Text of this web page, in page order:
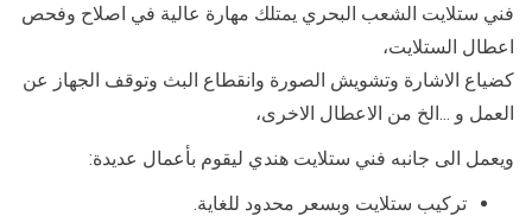
فني ستلايت الشعب البحري يمتلك مهارة عالية في اصلاح وفحص
اعطال الستلايت،
كضياع الاشارة وتشويش الصورة وانقطاع البث وتوقف الجهاز عن
العمل و …الخ من الاعطال الاخرى،
ويعمل الى جانبه فني ستلايت هندي ليقوم بأعمال عديدة:
تركيب ستلايت وبسعر محدود للغاية.